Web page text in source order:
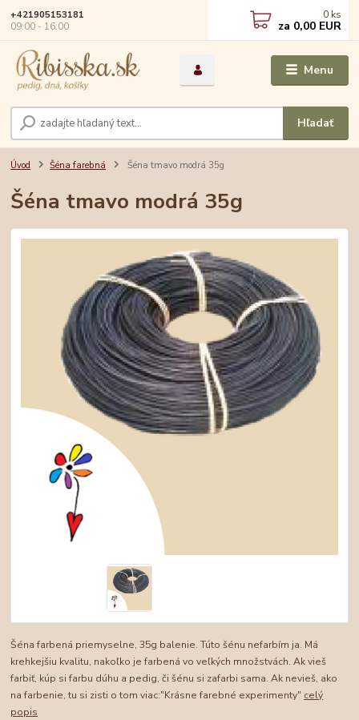
Menu
Hľadať
+421905153181
09:00 - 16:00
0 ks
za 0,00 EUR
Úvod Šéna farebná Šéna tmavo modrá 35g
Šéna tmavo modrá 35g
Šéna farbená priemyselne, 35g balenie. Túto šénu nefarbím ja. Má
krehkejšiu kvalitu, nakoľko je farbená vo veľkých množstvách. Ak vieš
farbiť, kúp si farbu dúhu a pedig, či šénu si zafarbi sama. Ak nevieš, ako
na farbenie, tu si zisti o tom viac:"Krásne farebné experimenty" celý
popis